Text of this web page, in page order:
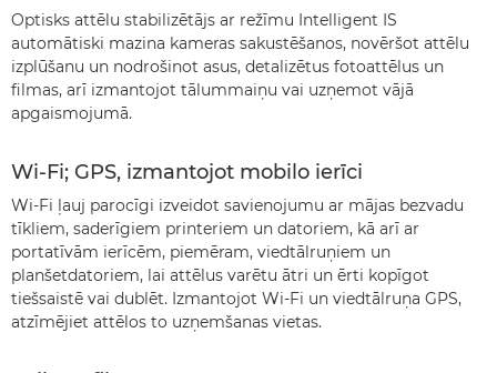
Optisks attēlu stabilizētājs ar režīmu Intelligent IS
automātiski mazina kameras sakustēšanos, novēršot attēlu
izplūšanu un nodrošinot asus, detalizētus fotoattēlus un
filmas, arī izmantojot tālummaiņu vai uzņemot vājā
apgaismojumā.
Wi-Fi; GPS, izmantojot mobilo ierīci
Wi-Fi ļauj parocīgi izveidot savienojumu ar mājas bezvadu
tīkliem, saderīgiem printeriem un datoriem, kā arī ar
portatīvām ierīcēm, piemēram, viedtālruņiem un
planšetdatoriem, lai attēlus varētu ātri un ērti kopīgot
tiešsaistē vai dublēt. Izmantojot Wi-Fi un viedtālruņa GPS,
atzīmējiet attēlos to uzņemšanas vietas.